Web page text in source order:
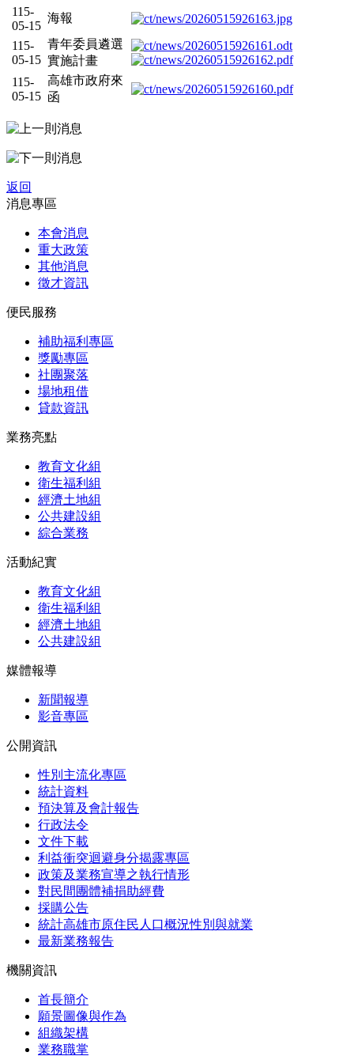
115-
05-15
海報
115-
05-15
青年委員遴選
實施計畫
115-
05-15
高雄市政府來
函
返回
消息專區
本會消息
重大政策
其他消息
徵才資訊
便民服務
補助福利專區
獎勵專區
社團聚落
場地租借
貸款資訊
業務亮點
教育文化組
衛生福利組
經濟土地組
公共建設組
綜合業務
活動紀實
教育文化組
衛生福利組
經濟土地組
公共建設組
媒體報導
新聞報導
影音專區
公開資訊
性別主流化專區
統計資料
預決算及會計報告
行政法令
文件下載
利益衝突迴避身分揭露專區
政策及業務宣導之執行情形
對民間團體補捐助經費
採購公告
統計高雄市原住民人口概況性別與就業
最新業務報告
機關資訊
首長簡介
願景圖像與作為
組織架構
業務職掌